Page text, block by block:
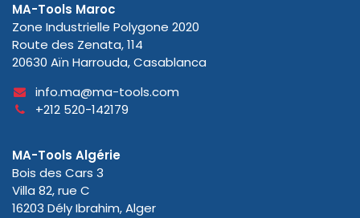
MA-Tools Maroc
Zone Industrielle Polygone 2020
Route des Zenata, 114
20630 Aïn Harrouda, Casablanca
info.ma@ma-tools.com
+212 520-142179
MA-Tools Algérie
Bois des Cars 3
Villa 82, rue C
16203 Dély Ibrahim, Alger